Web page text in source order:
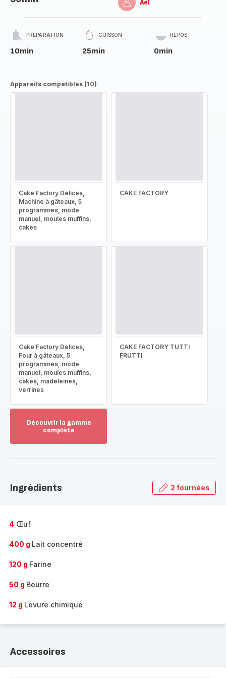
Ael
PRÉPARATION
10min
CUISSON
25min
REPOS
0min
Appareils compatibles (10)
Cake Factory Délices,
Machine à gâteaux, 5
programmes, mode
manuel, moules muffins,
cakes
CAKE FACTORY
Cake Factory Délices,
Four à gâteaux, 5
programmes, mode
manuel, moules muffins,
cakes, madeleines,
verrines
CAKE FACTORY TUTTI
FRUTTI
Découvrir la gamme
complète
gamme
Ingrédients 2 fournées
4 Œuf
400 g Lait concentré
120 g Farine
50 g Beurre
12 g Levure chimique
Accessoires